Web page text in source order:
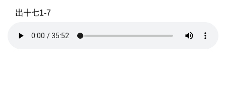
出十七1-7